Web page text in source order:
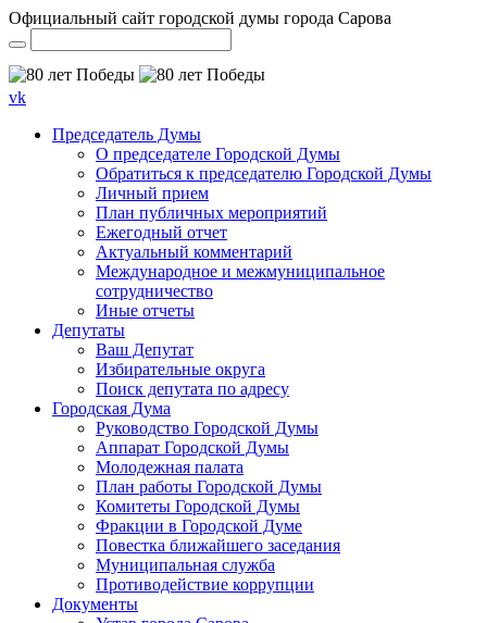
Официальный сайт городской думы города Сарова
vk
Председатель Думы
О председателе Городской Думы
Обратиться к председателю Городской Думы
Личный прием
План публичных мероприятий
Ежегодный отчет
Актуальный комментарий
Международное и межмуниципальное
сотрудничество
Иные отчеты
Депутаты
Ваш Депутат
Избирательные округа
Поиск депутата по адресу
Городская Дума
Руководство Городской Думы
Аппарат Городской Думы
Молодежная палата
План работы Городской Думы
Комитеты Городской Думы
Фракции в Городской Думе
Повестка ближайшего заседания
Муниципальная служба
Противодействие коррупции
Документы